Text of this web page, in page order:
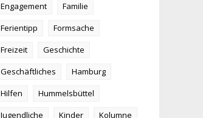
Engagement
Familie
Ferientipp
Formsache
Freizeit
Geschichte
Geschäftliches
Hamburg
Hilfen
Hummelsbüttel
Jugendliche
Kinder
Kolumne